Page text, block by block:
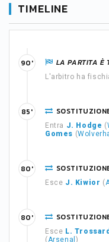
TIMELINE
LA PARTITA È
L'arbitro ha
90'
Entra J. Hodge (
Gomes (
85'
Esce J. Kiwior (
80'
Esce L. Trossard
(Arsenal )
80'